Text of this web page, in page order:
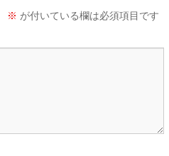
※ が付いている欄は必須項目です